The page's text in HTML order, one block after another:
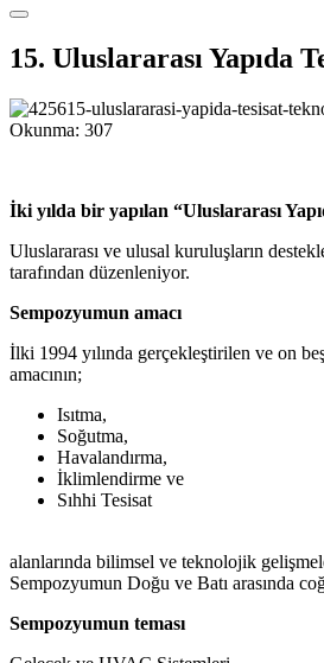
15. Uluslararası Yapıda
Okunma: 307
İki yılda bir yapılan “Uluslararası
Uluslararası ve ulusal kuruluşların
tarafından düzenleniyor.
Sempozyumun amacı
İlki 1994 yılında gerçekleştirilen ve on
amacının;
Isıtma,
Soğutma,
Havalandırma,
İklimlendirme ve
Sıhhi Tesisat
alanlarında bilimsel ve teknolojik
Sempozyumun Doğu ve Batı arasında
Sempozyumun teması